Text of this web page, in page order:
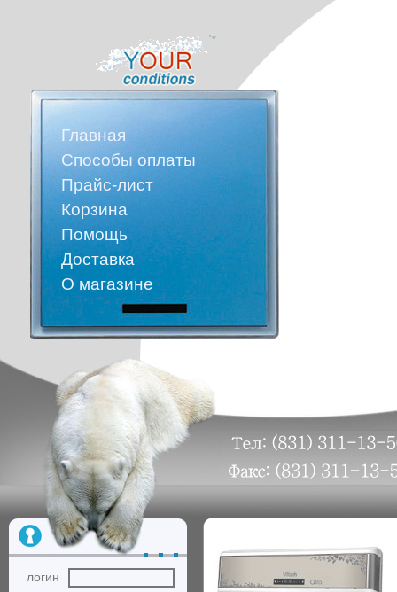
Главная
Способы оплаты
Прайс-лист
Корзина
Помощь
Доставка
О магазине
логин